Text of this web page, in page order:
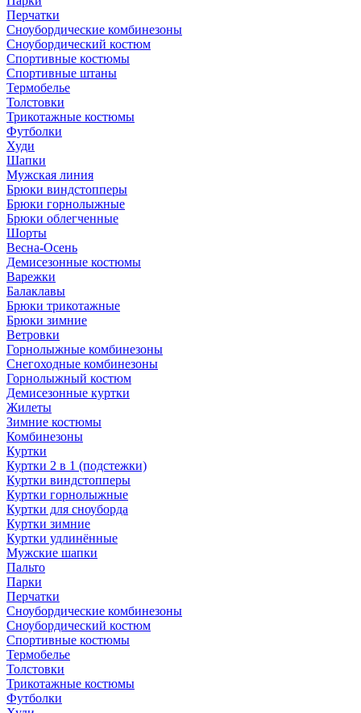
Перчатки
Сноубордические комбинезоны
Сноубордический костюм
Спортивные костюмы
Спортивные штаны
Термобелье
Толстовки
Трикотажные костюмы
Футболки
Худи
Шапки
Мужская линия
Брюки виндстопперы
Брюки горнолыжные
Брюки облегченные
Шорты
Весна-Осень
Демисезонные костюмы
Варежки
Балаклавы
Брюки трикотажные
Брюки зимние
Ветровки
Горнолыжные комбинезоны
Снегоходные комбинезоны
Горнолыжный костюм
Демисезонные куртки
Жилеты
Зимние костюмы
Комбинезоны
Куртки
Куртки 2 в 1 (подстежки)
Куртки виндстопперы
Куртки горнолыжные
Куртки для сноуборда
Куртки зимние
Куртки удлинённые
Мужские шапки
Пальто
Парки
Перчатки
Сноубордические комбинезоны
Сноубордический костюм
Спортивные костюмы
Термобелье
Толстовки
Трикотажные костюмы
Футболки